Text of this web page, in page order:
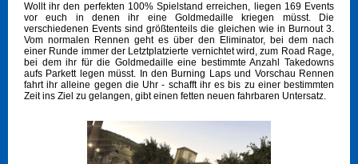
Wollt ihr den perfekten 100% Spielstand erreichen, liegen 169 Events
vor euch in denen ihr eine Goldmedaille kriegen müsst. Die
verschiedenen Events sind größtenteils die gleichen wie in Burnout 3.
Vom normalen Rennen geht es über den Eliminator, bei dem nach
einer Runde immer der Letztplatzierte vernichtet wird, zum Road Rage,
bei dem ihr für die Goldmedaille eine bestimmte Anzahl Takedowns
aufs Parkett legen müsst. In den Burning Laps und Vorschau Rennen
fahrt ihr alleine gegen die Uhr - schafft ihr es bis zu einer bestimmten
Zeit ins Ziel zu gelangen, gibt einen fetten neuen fahrbaren Untersatz.